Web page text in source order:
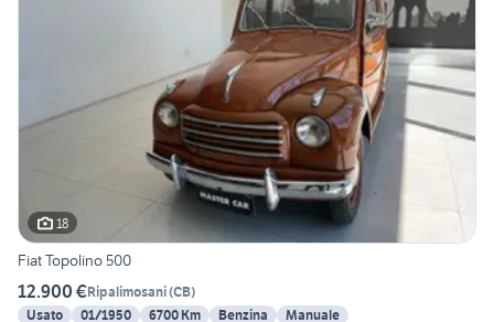
18
Fiat Topolino 500
12.900 €Ripalimosani(CB)
Usato
01/1950 6700 Km Benzina Manuale